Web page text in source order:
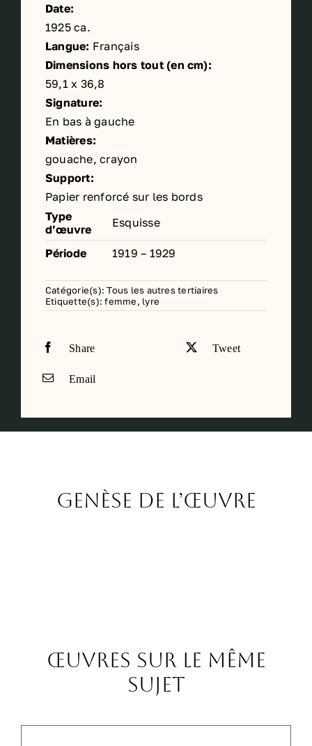
Date:
1925 ca.
Langue: Français
Dimensions hors tout (en cm):
59,1 x 36,8
Signature:
En bas à gauche
Matières:
gouache, crayon
Support:
Papier renforcé sur les bords
Type
d’œuvre
Esquisse
Période 1919 – 1929
Catégorie(s):Tous les autres tertiaires
Etiquette(s):femme, lyre
Share Tweet
Email
Genèse de l’œuvre
Œuvres sur le même
sujet